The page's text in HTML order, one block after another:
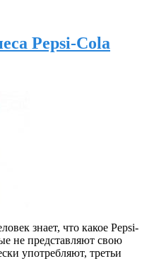
Pepsi-Cola
знает, что какое Pepsi-
не представляют свою
употребляют, третьи